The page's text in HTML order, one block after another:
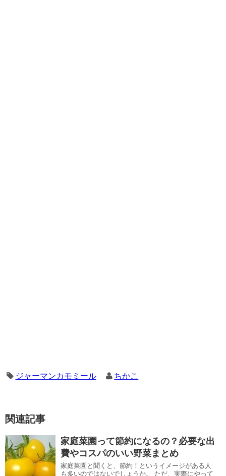
ジャーマンカモミール ちかこ
関連記事
家庭菜園って節約になるの？必要な出
費やコスパのいい野菜まとめ
家庭菜園と聞くと、節約！というイメージがある人
も多いのではないでしょうか。 ただ、実際にやって